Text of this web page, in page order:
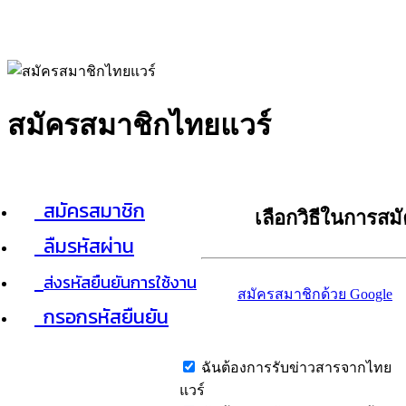
สมัครสมาชิกไทยแวร์
สมัครสมาชิก
ลืมรหัสผ่าน
ส่งรหัสยืนยันการใช้งาน
กรอกรหัสยืนยัน
เลือกวิธีในการส
สมัครสมาชิกด้วย Google
ฉันต้องการรับข่าวสารจากไทย
แวร์